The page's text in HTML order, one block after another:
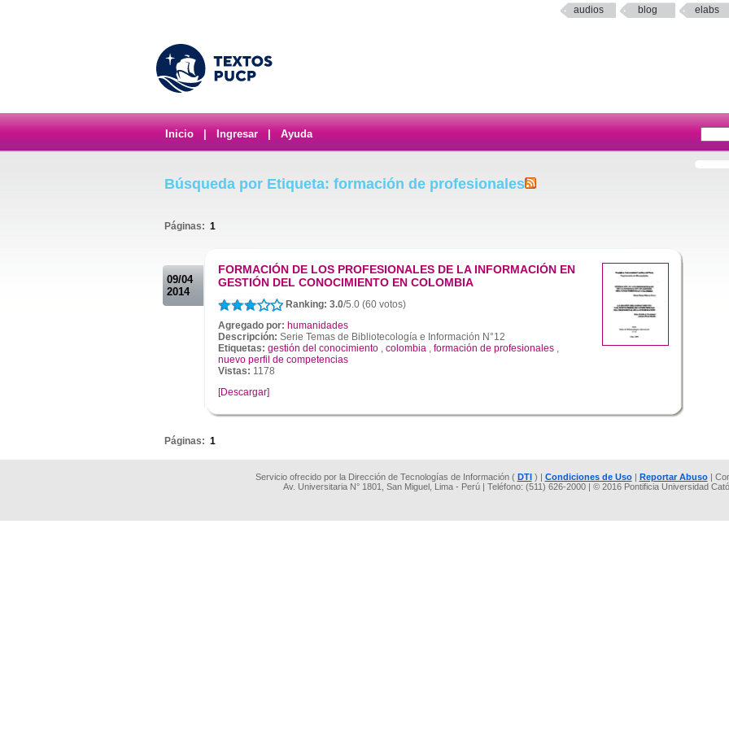
audios blog elabs
Inicio Ingresar Ayuda
Búsqueda por Etiqueta: formación de profesionales
Páginas: 1
09/04
2014
FORMACIÓN DE LOS PROFESIONALES DE LA INFORMACIÓN EN
GESTIÓN DEL CONOCIMIENTO EN COLOMBIA
Ranking: 3.0/5.0 (60 votos)
Agregado por: humanidades
Descripción: Serie Temas de Bibliotecología e Información N°12
Etiquetas: gestión del conocimiento , colombia , formación de profesionales ,
nuevo perfil de competencias
Vistas: 1178
[Descargar]
Páginas: 1
Servicio ofrecido por la Dirección de Tecnologías de Información ( DTI) | Condiciones de Uso| Reportar Abuso|
Av. Universitaria N° 1801, San Miguel, Lima - Perú | Teléfono: (511) 626-2000 | © 2016 Pontificia Universidad